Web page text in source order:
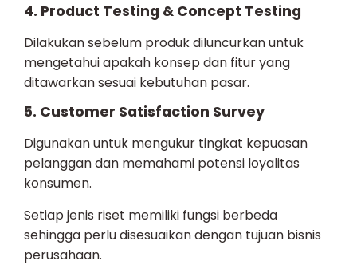
4. Product Testing & Concept Testing
Dilakukan sebelum produk diluncurkan untuk
mengetahui apakah konsep dan fitur yang
ditawarkan sesuai kebutuhan pasar.
5. Customer Satisfaction Survey
Digunakan untuk mengukur tingkat kepuasan
pelanggan dan memahami potensi loyalitas
konsumen.
Setiap jenis riset memiliki fungsi berbeda
sehingga perlu disesuaikan dengan tujuan bisnis
perusahaan.